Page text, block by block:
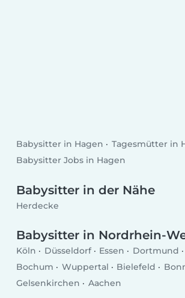
Babysitter in Hagen
Tagesmütter in
Babysitter Jobs in Hagen
Babysitter in der Nähe
Herdecke
Babysitter in Nordrhein-
Köln Düsseldorf Essen Dortmund
Bochum
Wuppertal Bielefeld
Gelsenkirchen
Aachen